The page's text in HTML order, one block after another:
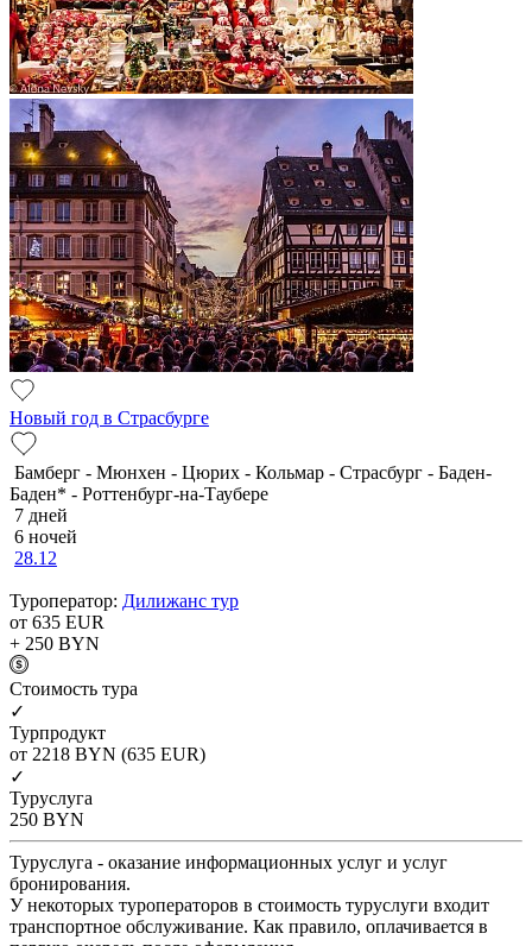
Новый год в Страсбурге
Бамберг - Мюнхен - Цюрих - Кольмар - Страсбург - Баден-
Баден* - Роттенбург-на-Таубере
7 дней
6 ночей
28.12
Туроператор: Дилижанс тур
от 635 EUR
+ 250 BYN
Cтоимость тура
✓
Турпродукт
от 2218 BYN (635 EUR)
✓
Туруслуга
250 BYN
Туруслуга - оказание информационных услуг и услуг
бронирования.
У некоторых туроператоров в стоимость туруслуги входит
транспортное обслуживание. Как правило, оплачивается в